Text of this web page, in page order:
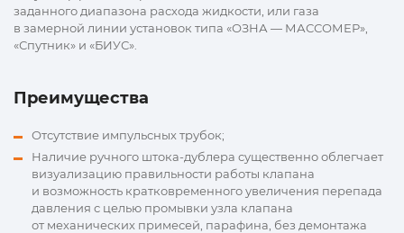
заданного диапазона расхода жидкости, или газа
в замерной линии установок типа «ОЗНА — МАССОМЕР»,
«Спутник» и «БИУС».
Преимущества
Отсутствие импульсных трубок;
Наличие ручного штока-дублера существенно облегчает
визуализацию правильности работы клапана
и возможность кратковременного увеличения перепада
давления с целью промывки узла клапана
от механических примесей, парафина, без демонтажа